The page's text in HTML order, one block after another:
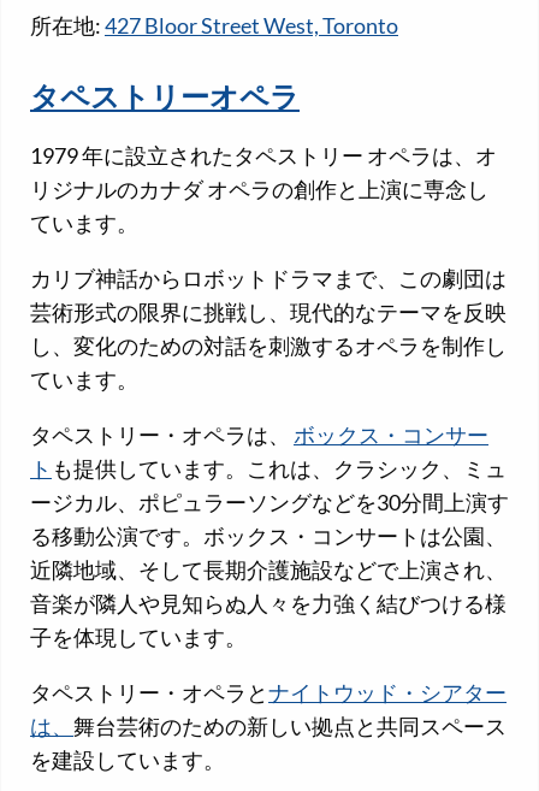
所在地:427 Bloor Street West, Toronto
タペストリーオペラ
1979 年に設立されたタペストリー オペラは、オ
リジナルのカナダ オペラの創作と上演に専念し
ています。
カリブ神話からロボットドラマまで、この劇団は
芸術形式の限界に挑戦し、現代的なテーマを反映
し、変化のための対話を刺激するオペラを制作し
ています。
タペストリー・オペラは、 ボックス・コンサー
ト も提供しています。これは、クラシック、ミュ
ージカル、ポピュラーソングなどを30分間上演す
る移動公演です。ボックス・コンサートは公園、
近隣地域、そして長期介護施設などで上演され、
音楽が隣人や見知らぬ人々を力強く結びつける様
子を体現しています。
タペストリー・オペラとナイトウッド・シアター
は、 舞台芸術のための新しい拠点と共同スペース
を建設しています。